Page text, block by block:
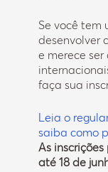
Se você tem
desenvolver
e merece
faça sua
Leia o
saiba como
As
até 18 de